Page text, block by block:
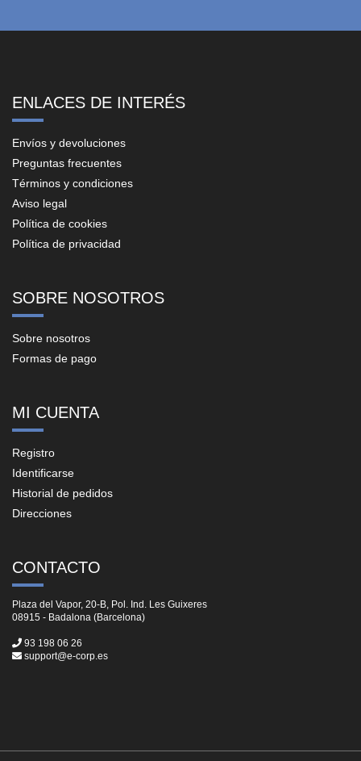
ENLACES DE INTERÉS
Envíos y devoluciones
Preguntas frecuentes
Términos y condiciones
Aviso legal
Política de cookies
Política de privacidad
SOBRE NOSOTROS
Sobre nosotros
Formas de pago
MI CUENTA
Registro
Identificarse
Historial de pedidos
Direcciones
CONTACTO
Plaza del Vapor, 20-B, Pol. Ind. Les Guixeres
08915 - Badalona (Barcelona)
93 198 06 26
support@e-corp.es